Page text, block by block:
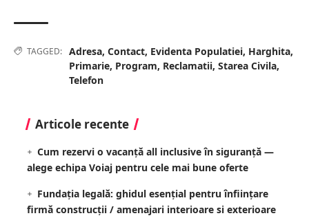
TAGGED: Adresa, Contact, Evidenta Populatiei, Harghita,
Primarie, Program, Reclamatii, Starea Civila,
Telefon
Articole recente
Cum rezervi o vacanță all inclusive în siguranță —
alege echipa Voiaj pentru cele mai bune oferte
Fundația legală: ghidul esențial pentru înființare
firmă construcții / amenajari interioare si exterioare